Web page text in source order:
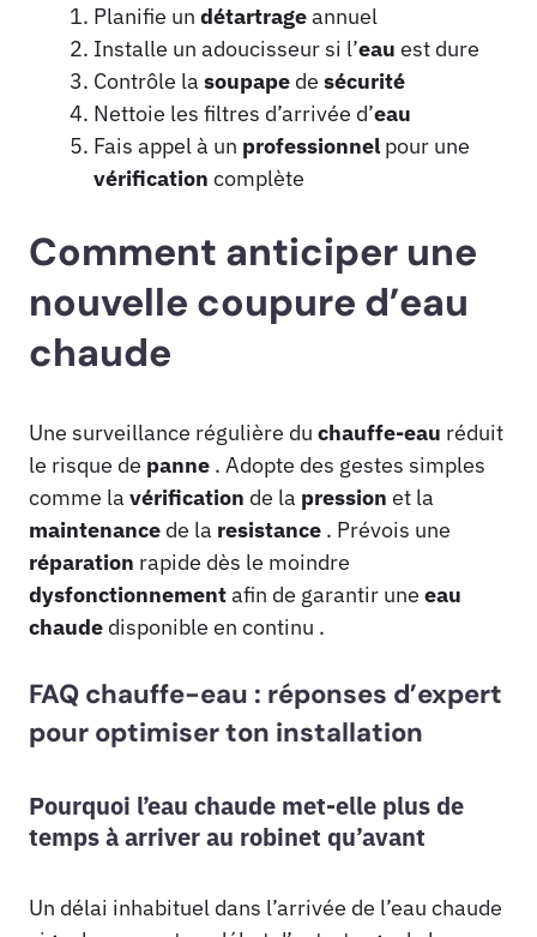
Planifie un détartrageannuel
Installe un adoucisseur si l’eau est dure
Contrôle la soupape de sécurité
Nettoie les filtres d’arrivée d’eau
Fais appel à un professionnel pour une
vérification complète
Comment anticiper une
nouvelle coupure d’eau
chaude
Une surveillance régulière du chauffe-eau réduit
le risque de panne . Adopte des gestes simples
comme la vérification de la pression et la
maintenance de la resistance . Prévois une
réparation rapide dès le moindre
dysfonctionnementafin de garantir une eau
chaude disponible en continu .
FAQ chauffe-eau : réponses d’expert
pour optimiser ton installation
Pourquoi l’eau chaude met-elle plus de
temps à arriver au robinet qu’avant
Un délai inhabituel dans l’arrivée de l’eau chaude